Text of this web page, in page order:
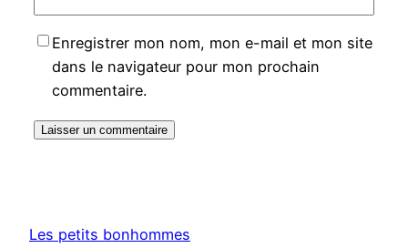
Enregistrer mon nom, mon e-mail et mon site
dans le navigateur pour mon prochain
commentaire.
Les petits bonhommes